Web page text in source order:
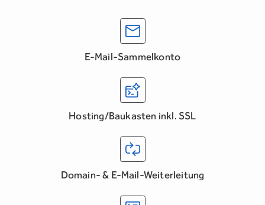
E-Mail-Sammelkonto
Hosting/Baukasten inkl. SSL
Domain- & E-Mail-Weiterleitung